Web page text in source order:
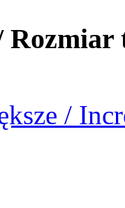
Rozmiar
/